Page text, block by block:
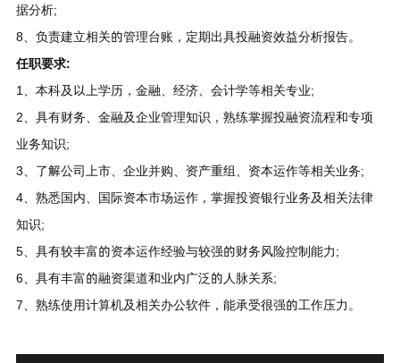
据分析;
8、负责建立相关的管理台账，定期出具投融资效益分析报告。
任职要求:
1、本科及以上学历，金融、经济、会计学等相关专业;
2、具有财务、金融及企业管理知识，熟练掌握投融资流程和专项
业务知识;
3、了解公司上市、企业并购、资产重组、资本运作等相关业务;
4、熟悉国内、国际资本市场运作，掌握投资银行业务及相关法律
知识;
5、具有较丰富的资本运作经验与较强的财务风险控制能力;
6、具有丰富的融资渠道和业内广泛的人脉关系;
7、熟练使用计算机及相关办公软件，能承受很强的工作压力。